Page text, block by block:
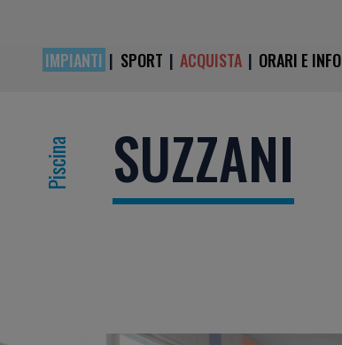
IMPIANTI | SPORT | ACQUISTA | ORARI E INFO
Piscina SUZZANI